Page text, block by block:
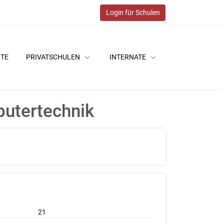
Login für Schulen
PRIVATSCHULEN INTERNATE
21